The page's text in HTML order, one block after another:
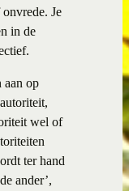
Je
in de
aan op
wel of
ter hand
ander’,